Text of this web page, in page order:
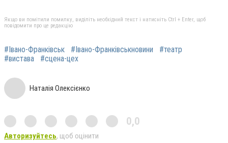
Якщо ви помітили помилку, виділіть необхідний текст і натисніть Ctrl + Enter, щоб
повідомити про це редакцію
#Івано-Франківськ #Івано-Франківськновини
#театр
#вистава
#сцена-цех
Наталія Олексієнко
0,0
Авторизуйтесь, щоб оцінити